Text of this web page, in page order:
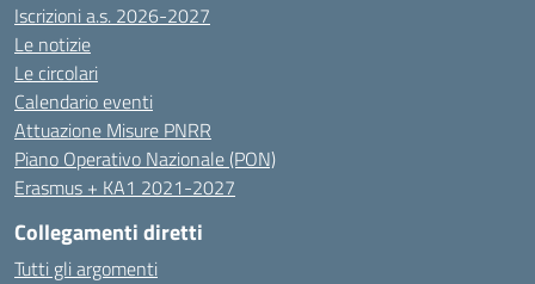
Iscrizioni a.s. 2026-2027
Le notizie
Le circolari
Calendario eventi
Attuazione Misure PNRR
Piano Operativo Nazionale (PON)
Erasmus + KA1 2021-2027
Collegamenti diretti
Tutti gli argomenti